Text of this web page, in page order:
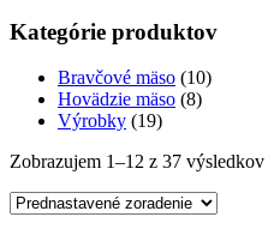
Kategórie produktov
Bravčové mäso (10)
Hovädzie mäso (8)
Výrobky (19)
Zobrazujem 1–12 z 37 výsledkov